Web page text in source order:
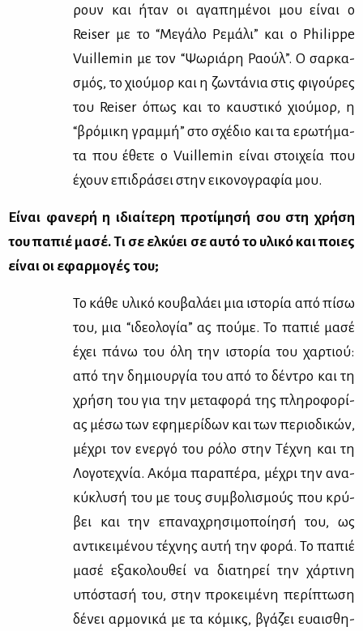
ρουν και ήταν οι αγα­πη­μέ­νοι μου εί­ναι ο
Reiser με το “Με­γά­λο Ρε­μά­λι” και ο Philippe
Vuillemin με τον “Ψω­ριά­ρη Ρα­ούλ”. O σαρ­κα­
σμός, το χιού­μορ και η ζω­ντά­νια στις φι­γού­ρες
του Reiser όπως και το καυ­στι­κό χιού­μορ, η
“βρό­μι­κη γραμ­μή” στο σχέ­διο και τα ερω­τή­μα­
τα που έθε­τε ο Vuillemin εί­ναι στοι­χεία που
έχουν επι­δρά­σει στην ει­κο­νο­γρα­φία μου.
Εί­ναι φα­νε­ρή η ιδιαί­τε­ρη προ­τί­μη­σή σου στη χρή­ση
του πα­πιέ μα­σέ. Τι σε ελ­κύ­ει σε αυ­τό το υλι­κό και ποιες
εί­ναι οι εφαρ­μο­γές του;
Το κά­θε υλι­κό κου­βα­λά­ει μια ιστο­ρία από πί­σω
του, μια “ιδε­ο­λο­γία” ας πού­με. Το πα­πιέ μα­σέ
έχει πά­νω του όλη την ιστο­ρία του χαρ­τιού:
από την δη­μιουρ­γία του από το δέ­ντρο και τη
χρή­ση του για την με­τα­φο­ρά της πλη­ρο­φο­ρί­
ας μέ­σω των εφη­με­ρί­δων και των πε­ριο­δι­κών,
μέ­χρι τον ενερ­γό του ρό­λο στην Τέ­χνη και τη
Λο­γο­τε­χνία. Ακό­μα πα­ρα­πέ­ρα, μέ­χρι την ανα­
κύ­κλυ­σή του με τους συμ­βο­λι­σμούς που κρύ­
βει και την επα­να­χρη­σι­μο­ποί­η­σή του, ως
αντι­κει­μέ­νου τέ­χνης αυ­τή την φο­ρά. Το πα­πιέ
μα­σέ εξα­κο­λου­θεί να δια­τη­ρεί την χάρ­τι­νη
υπό­στα­σή του, στην προ­κει­μέ­νη πε­ρί­πτω­ση
δέ­νει αρ­μο­νι­κά με τα κό­μικς, βγά­ζει ευαι­σθη­